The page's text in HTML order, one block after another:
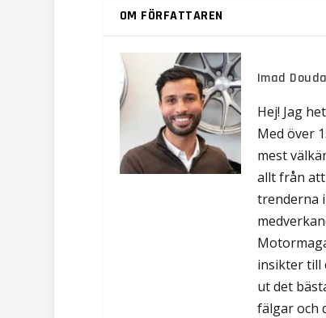
OM FÖRFATTAREN
Imad
Hej! Jag
Med över
mest
allt från
trenderna
insikter till
ut det
fälgar och